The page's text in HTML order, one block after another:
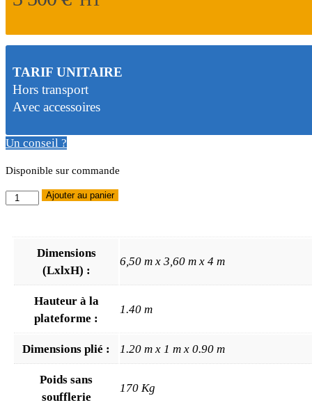
TARIF UNITAIRE
Hors transport
Avec accessoires
Un conseil ?
Disponible sur commande
quantité
gonflable
dinosaure
Ajouter au panier
Dimensions
(LxlxH) :
6,50 m x 3,60 m x 4 m
Hauteur à la
plateforme :
1.40 m
Dimensions plié : 1.20 m x 1 m x 0.90 m
Poids sans
soufflerie
170 Kg